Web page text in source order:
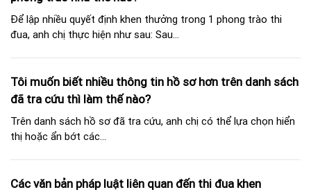
Để lập nhiều quyết định khen thưởng trong 1 phong trào thi
đua, anh chị thực hiện như sau: Sau...
Tôi muốn biết nhiều thông tin hồ sơ hơn trên danh sách
đã tra cứu thì làm thế nào?
Trên danh sách hồ sơ đã tra cứu, anh chị có thể lựa chọn hiển
thị hoặc ẩn bớt các...
Các văn bản pháp luật liên quan đến thi đua khen